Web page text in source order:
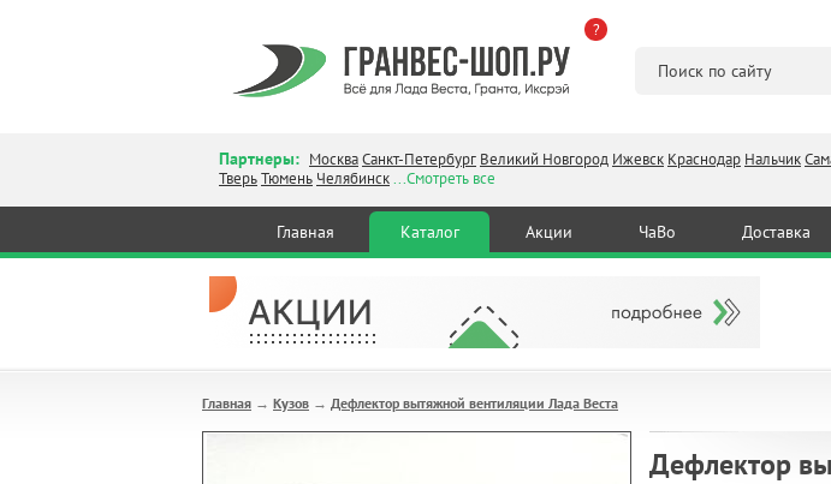
?
Партнеры: МоскваСанкт-Петербург Великий Новгород Ижевск Краснодар Нальчик
ТверьТюмень Челябинск...Смотреть все
Главная Каталог Акции ЧаВо Доставка
Главная → Кузов → Дефлектор вытяжной вентиляции Лада Веста
Дефлектор